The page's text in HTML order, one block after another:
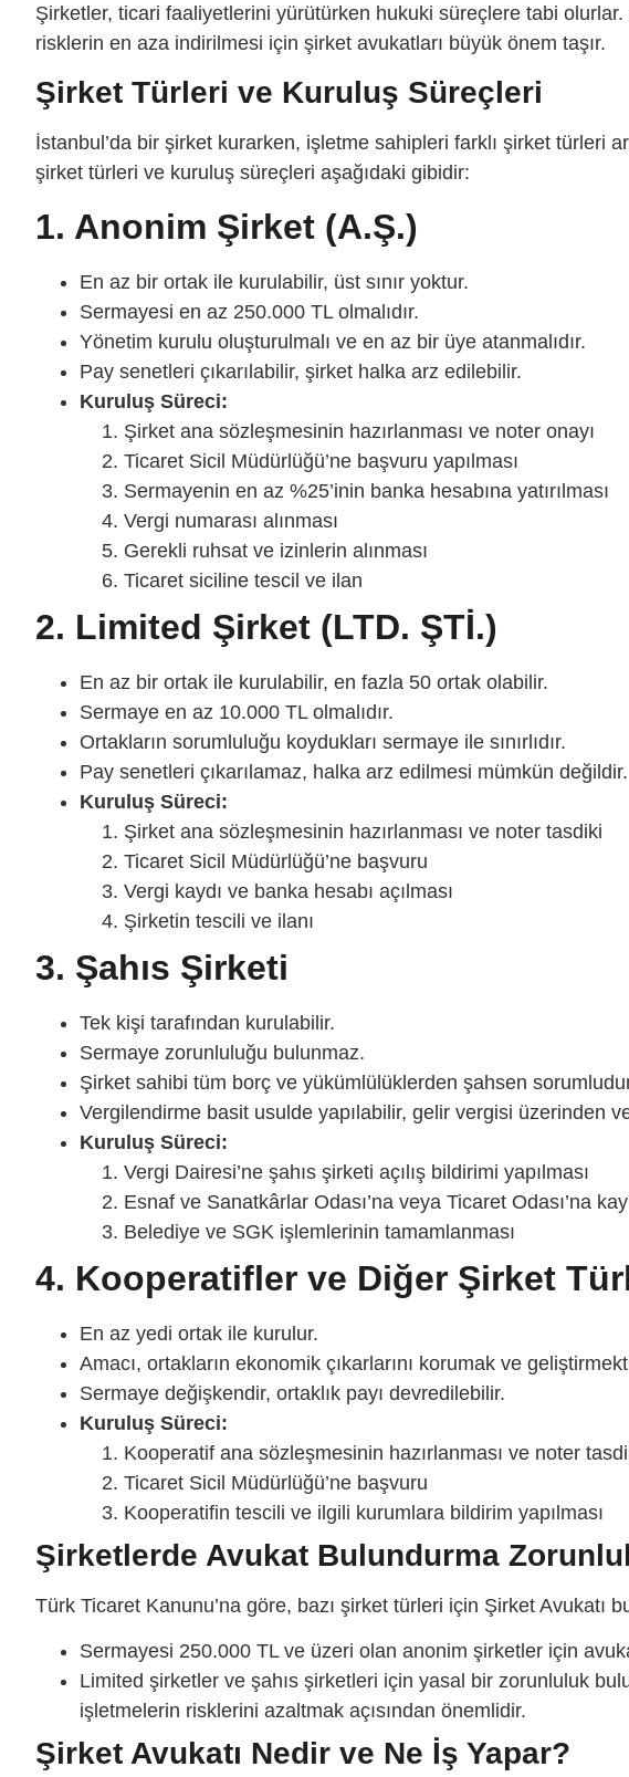
Şirketler, ticari faaliyetlerini yürütürken hukuki süreçlere tabi
risklerin en aza indirilmesi için şirket avukatları büyük önem taşır.
Şirket Türleri ve Kuruluş Süreçleri
İstanbul’da bir şirket kurarken, işletme sahipleri farklı şirket türleri
şirket türleri ve kuruluş süreçleri aşağıdaki gibidir:
1. Anonim Şirket (A.Ş.)
En az bir ortak ile kurulabilir, üst sınır yoktur.
Sermayesi en az 250.000 TL olmalıdır.
Yönetim kurulu oluşturulmalı ve en az bir üye atanmalıdır.
Pay senetleri çıkarılabilir, şirket halka arz edilebilir.
Kuruluş Süreci:
Şirket ana sözleşmesinin hazırlanması ve noter onayı
Ticaret Sicil Müdürlüğü’ne başvuru yapılması
Sermayenin en az %25’inin banka hesabına yatırılması
Vergi numarası alınması
Gerekli ruhsat ve izinlerin alınması
Ticaret siciline tescil ve ilan
2. Limited Şirket (LTD. ŞTİ.)
En az bir ortak ile kurulabilir, en fazla 50 ortak olabilir.
Sermaye en az 10.000 TL olmalıdır.
Ortakların sorumluluğu koydukları sermaye ile sınırlıdır.
Pay senetleri çıkarılamaz, halka arz edilmesi mümkün değildir.
Kuruluş Süreci:
Şirket ana sözleşmesinin hazırlanması ve noter tasdiki
Ticaret Sicil Müdürlüğü’ne başvuru
Vergi kaydı ve banka hesabı açılması
Şirketin tescili ve ilanı
3. Şahıs Şirketi
Tek kişi tarafından kurulabilir.
Sermaye zorunluluğu bulunmaz.
Şirket sahibi tüm borç ve yükümlülüklerden şahsen
Vergilendirme basit usulde yapılabilir, gelir vergisi üzerinden
Kuruluş Süreci:
Vergi Dairesi’ne şahıs şirketi açılış bildirimi yapılması
Esnaf ve Sanatkârlar Odası’na veya Ticaret Odası’na
Belediye ve SGK işlemlerinin tamamlanması
4. Kooperatifler ve Diğer Şirket
En az yedi ortak ile kurulur.
Amacı, ortakların ekonomik çıkarlarını korumak ve
Sermaye değişkendir, ortaklık payı devredilebilir.
Kuruluş Süreci:
Kooperatif ana sözleşmesinin hazırlanması ve noter
Ticaret Sicil Müdürlüğü’ne başvuru
Kooperatifin tescili ve ilgili kurumlara bildirim yapılması
Şirketlerde Avukat Bulundurma
Türk Ticaret Kanunu’na göre, bazı şirket türleri için Şirket Avukatı
Sermayesi 250.000 TL ve üzeri olan anonim şirketler için
Limited şirketler ve şahıs şirketleri için yasal bir zorunluluk
işletmelerin risklerini azaltmak açısından önemlidir.
Şirket Avukatı Nedir ve Ne İş Yapar?